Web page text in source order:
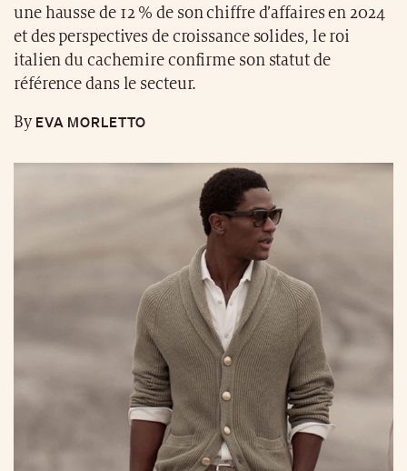
une hausse de 12 % de son chiffre d’affaires en 2024
et des perspectives de croissance solides, le roi
italien du cachemire confirme son statut de
référence dans le secteur.
ByEVA MORLETTO